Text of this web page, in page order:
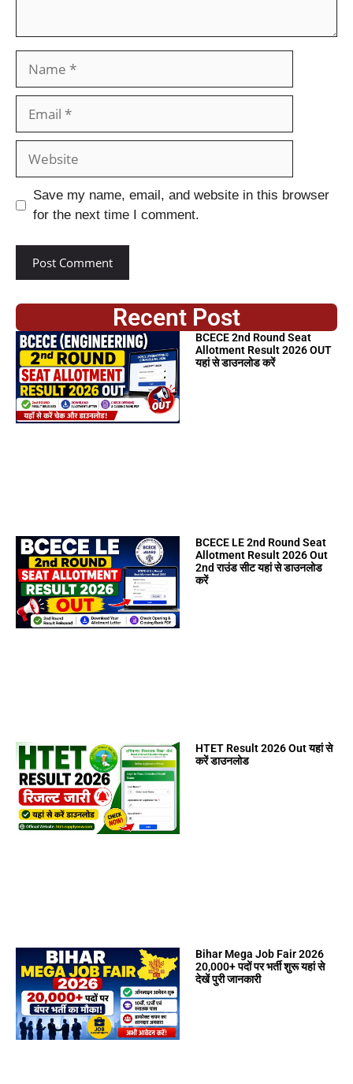
Save my name, email, and website in this browser
for the next time I comment.
Recent Post
BCECE 2nd Round Seat
Allotment Result 2026 OUT
यहां से डाउनलोड करें
BCECE LE 2nd Round Seat
Allotment Result 2026 Out
2nd राउंड सीट यहां से डाउनलोड
करें
HTET Result 2026 Out यहां से
करें डाउनलोड
Bihar Mega Job Fair 2026
20,000+ पदों पर भर्ती शुरू यहां से
देखें पुरी जानकारी